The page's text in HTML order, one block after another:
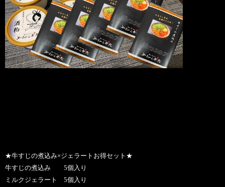
★牛すじの煮込み×ジェラートお得セット★
牛すじの煮込み 5個入り
ミルクジェラート 5個入り